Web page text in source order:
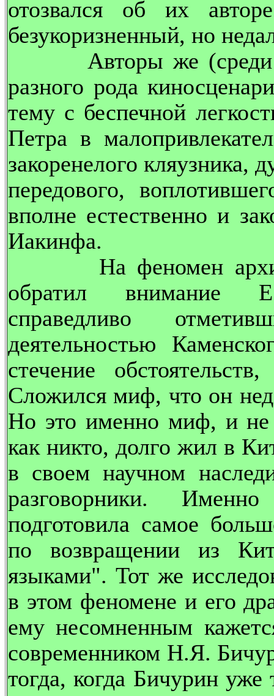
отозвался об их
безукоризненный, но
Авторы же (среди
разного рода
тему с беспечной
Петра в
закоренелого кляузника,
передового,
вполне естественно и
Иакинфа.
На феномен
обратил внимание
справедливо
деятельностью
стечение
Сложился миф, что он
Но это именно миф, и не
как никто, долго жил в
в своем научном
разговорники.
подготовила самое
по возвращении из
языками". Тот же
в этом феномене и его
ему несомненным
современником Н.Я.
тогда, когда Бичурин